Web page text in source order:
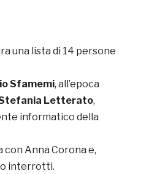
una lista di 14 persone
Sfamemi, all’epoca
Letterato,
informatico della
Anna Corona e,
interrotti.